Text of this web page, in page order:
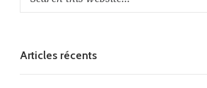
Articles récents